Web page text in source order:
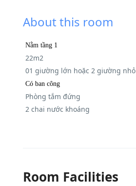
About this room
Nằm tầng 1
22m2
01 giường lớn hoặc 2 giường nhỏ
Có ban công
Phòng tắm đứng
2 chai nước khoáng
Room Facilities